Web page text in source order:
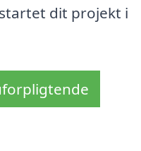
dit projekt i